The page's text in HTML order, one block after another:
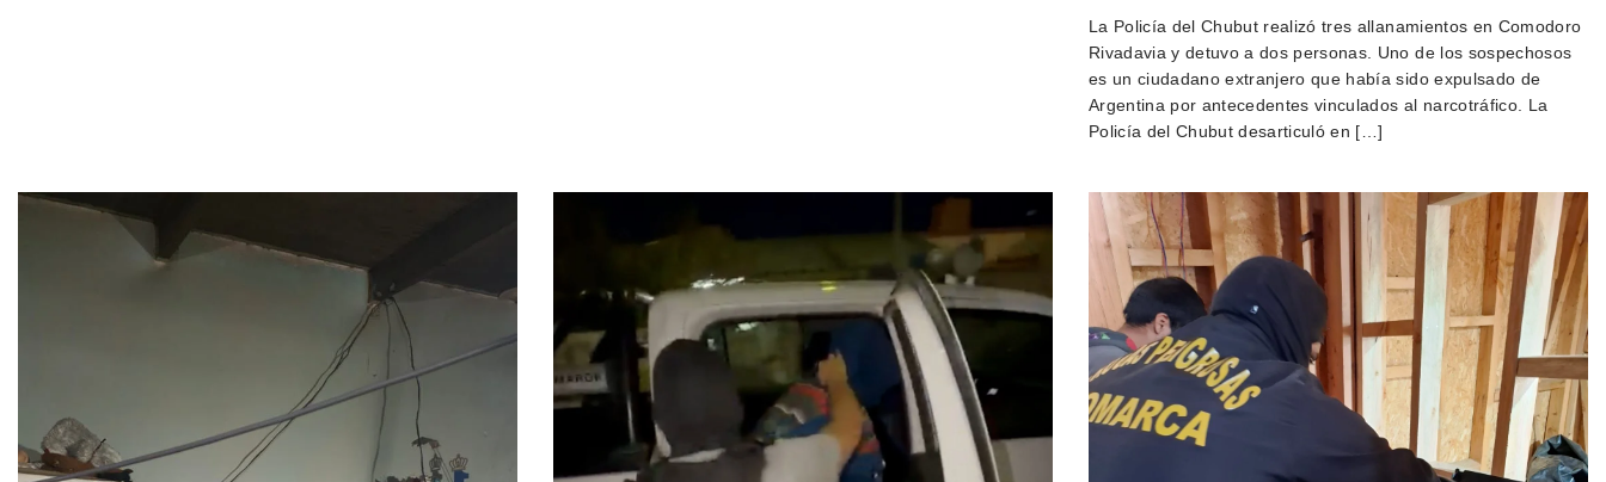
La Policía del Chubut realizó tres allanamientos en Comodoro
Rivadavia y detuvo a dos personas. Uno de los sospechosos
es un ciudadano extranjero que había sido expulsado de
Argentina por antecedentes vinculados al narcotráfico. La
Policía del Chubut desarticuló en […]